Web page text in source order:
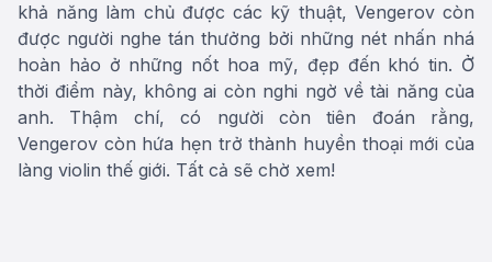
khả năng làm chủ được các kỹ thuật, Vengerov còn
được người nghe tán thưởng bởi những nét nhấn nhá
hoàn hảo ở những nốt hoa mỹ, đẹp đến khó tin. Ở
thời điểm này, không ai còn nghi ngờ về tài năng của
anh. Thậm chí, có người còn tiên đoán rằng,
Vengerov còn hứa hẹn trở thành huyền thoại mới của
làng violin thế giới. Tất cả sẽ chờ xem!